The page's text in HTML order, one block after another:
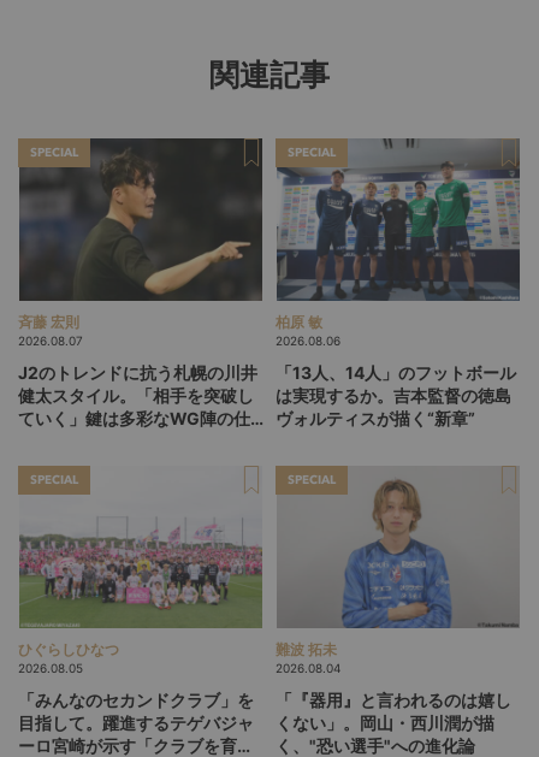
関連記事
SPECIAL
斉藤 宏則
2026.08.07
J2のトレンドに抗う札幌の川井
健太スタイル。「相手を突破し
ていく」鍵は多彩なWG陣の仕
SPECIAL
柏原 敏
2026.08.06
「13人、14人」のフットボール
は実現するか。吉本監督の徳島
ヴォルティスが描く“新章”
SPECIAL
ひぐらしひなつ
2026.08.05
「みんなのセカンドクラブ」を
目指して。躍進するテゲバジャ
ーロ宮崎が示す「クラブを育て
SPECIAL
難波 拓未
2026.08.04
「『器用』と言われるのは嬉し
くない」。岡山・西川潤が描
く、"恐い選手"への進化論